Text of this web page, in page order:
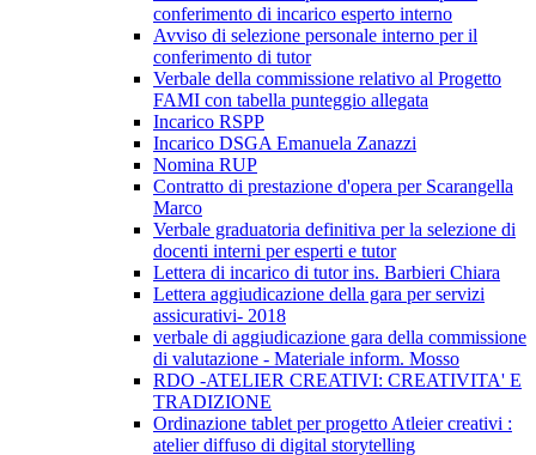
conferimento di incarico esperto interno
Avviso di selezione personale interno per il
conferimento di tutor
Verbale della commissione relativo al Progetto
FAMI con tabella punteggio allegata
Incarico RSPP
Incarico DSGA Emanuela Zanazzi
Nomina RUP
Contratto di prestazione d'opera per Scarangella
Marco
Verbale graduatoria definitiva per la selezione di
docenti interni per esperti e tutor
Lettera di incarico di tutor ins. Barbieri Chiara
Lettera aggiudicazione della gara per servizi
assicurativi- 2018
verbale di aggiudicazione gara della commissione
di valutazione - Materiale inform. Mosso
RDO -ATELIER CREATIVI: CREATIVITA' E
TRADIZIONE
Ordinazione tablet per progetto Atleier creativi :
atelier diffuso di digital storytelling